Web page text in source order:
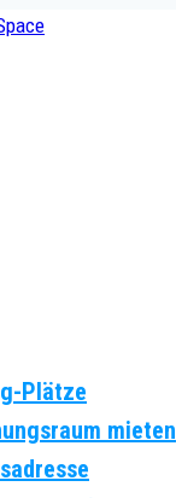
Plätze
mieten